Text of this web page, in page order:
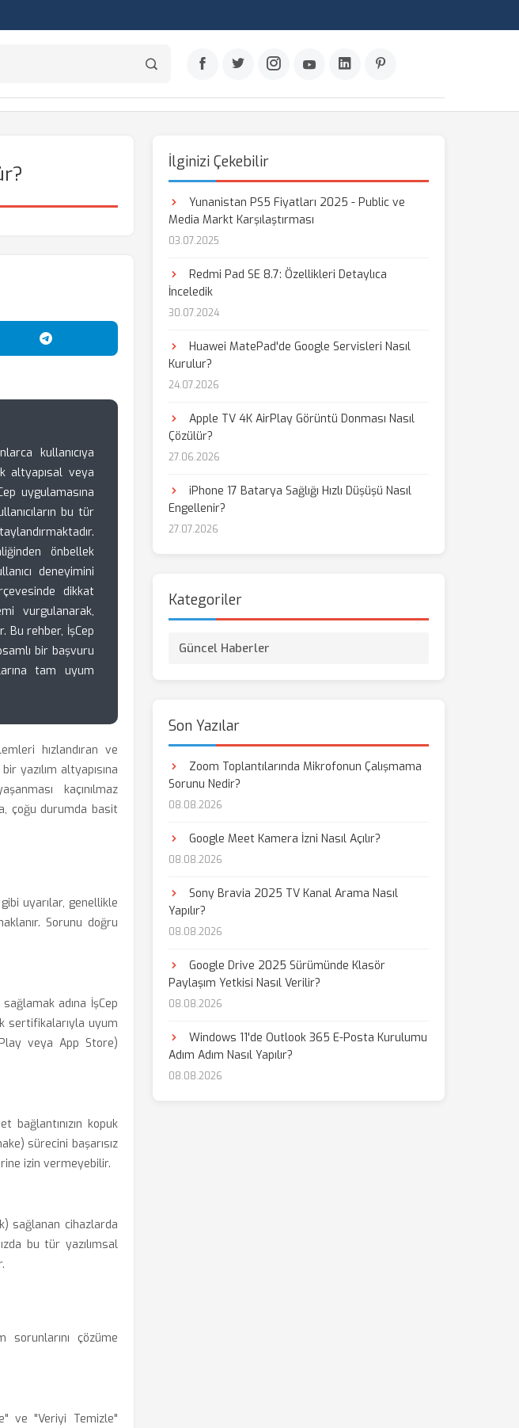
Telegram'da Paylaş
kullanıcıya
altyapısal veya
uygulamasına
bu tür
önbellek
deneyimini
dikkat
vurgulanarak,
Bu rehber, İşCep
bir başvuru
tam uyum
hızlandıran ve
yazılım altyapısına
kaçınılmaz
çoğu durumda basit
uyarılar, genellikle
Sorunu doğru
adına İşCep
sertifikalarıyla uyum
veya App Store)
bağlantınızın kopuk
sürecini başarısız
izin vermeyebilir.
sağlanan cihazlarda
bu tür yazılımsal
sorunlarını çözüme
ve "Veriyi Temizle"
İlginizi Çekebilir
Yunanistan PS5 Fiyatları 2025 - Public ve
Media Markt Karşılaştırması
03.07.2025
Redmi Pad SE 8.7: Özellikleri Detaylıca
İnceledik
30.07.2024
Huawei MatePad'de Google Servisleri Nasıl
Kurulur?
24.07.2026
Apple TV 4K AirPlay Görüntü Donması Nasıl
Çözülür?
27.06.2026
iPhone 17 Batarya Sağlığı Hızlı Düşüşü Nasıl
Engellenir?
27.07.2026
Kategoriler
Güncel Haberler
Son Yazılar
Zoom Toplantılarında Mikrofonun Çalışmama
Sorunu Nedir?
08.08.2026
Google Meet Kamera İzni Nasıl Açılır?
08.08.2026
Sony Bravia 2025 TV Kanal Arama Nasıl
Yapılır?
08.08.2026
Google Drive 2025 Sürümünde Klasör
Paylaşım Yetkisi Nasıl Verilir?
08.08.2026
Windows 11'de Outlook 365 E-Posta Kurulumu
Adım Adım Nasıl Yapılır?
08.08.2026